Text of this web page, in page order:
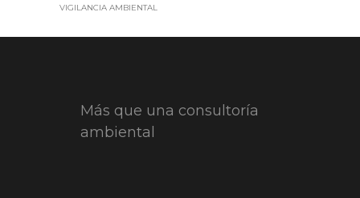
VIGILANCIA AMBIENTAL
Más que una consultoría
ambiental